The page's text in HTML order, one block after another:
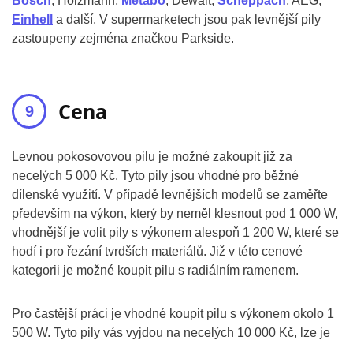
Einhell
a další. V supermarketech jsou pak levnější pily
zastoupeny zejména značkou Parkside.
Cena
Levnou pokosovovou pilu je možné zakoupit již za
necelých 5 000 Kč. Tyto pily jsou vhodné pro běžné
dílenské využití. V případě levnějších modelů se zaměřte
především na výkon, který by neměl klesnout pod 1 000 W,
vhodnější je volit pily s výkonem alespoň 1 200 W, které se
hodí i pro řezání tvrdších materiálů. Již v této cenové
kategorii je možné koupit pilu s radiálním ramenem.
Pro častější práci je vhodné koupit pilu s výkonem okolo 1
500 W. Tyto pily vás vyjdou na necelých 10 000 Kč, lze je